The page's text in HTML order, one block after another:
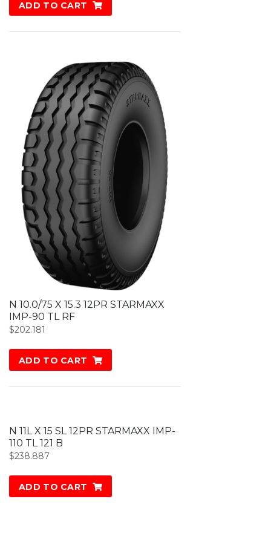
ADD TO CART
N 10.0/75 X 15.3 12PR STARMAXX
IMP-90 TL RF
$202.181
ADD TO CART
N 11L X 15 SL 12PR STARMAXX IMP-
110 TL 121 B
$238.887
ADD TO CART